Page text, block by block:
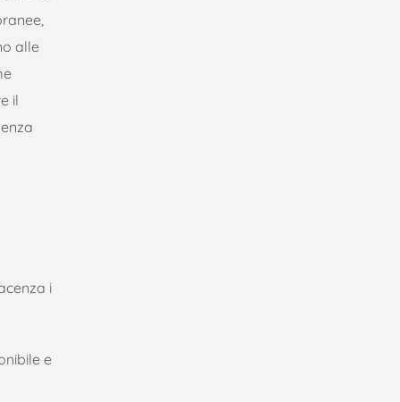
alle
il
i
e